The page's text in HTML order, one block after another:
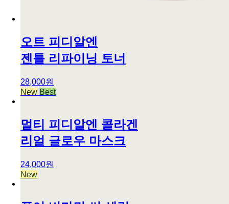
오트 피디알엔
젠틀 리파이닝 토너
28,000원
New Best
멀티 피디알엔 콜라겐
리얼 글로우 마스크
24,000원
New